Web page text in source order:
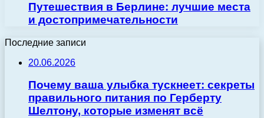
Путешествия в Берлине: лучшие места
и достопримечательности
Последние записи
20.06.2026
Почему ваша улыбка тускнеет: секреты
правильного питания по Герберту
Шелтону, которые изменят всё